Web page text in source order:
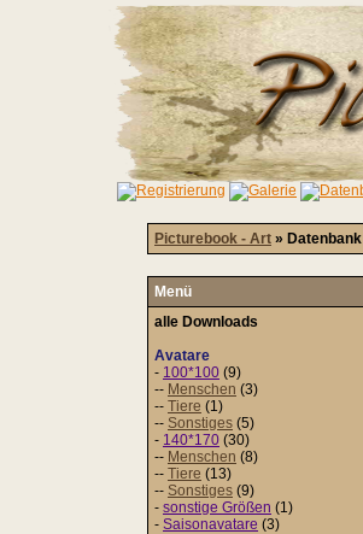
Picturebook - Art » Datenbank
Menü
alle Downloads
Avatare
- 100*100 (9)
-- Menschen (3)
-- Tiere (1)
-- Sonstiges (5)
- 140*170 (30)
-- Menschen (8)
-- Tiere (13)
-- Sonstiges (9)
- sonstige Größen (1)
- Saisonavatare (3)